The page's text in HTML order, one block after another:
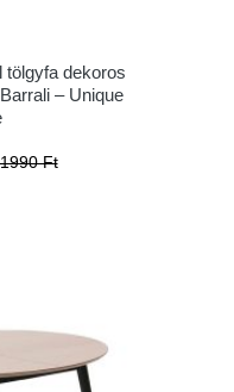
tölgyfa dekoros
– Unique
Ft